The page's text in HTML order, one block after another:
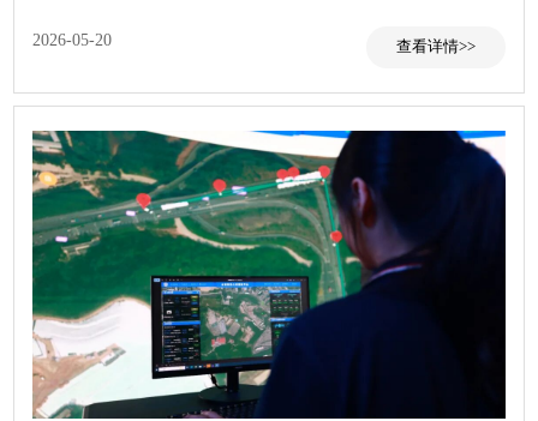
2026-05-20